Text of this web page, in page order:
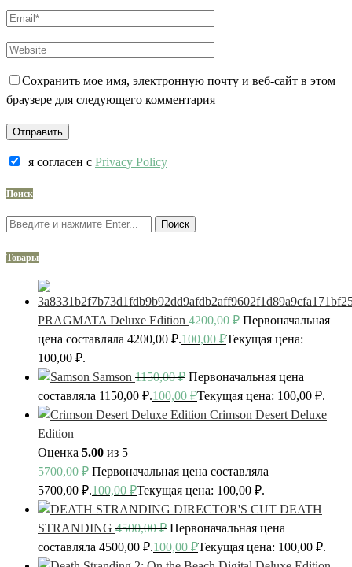
Сохранить мое имя, электронную почту и веб-сайт в этом
браузере для следующего комментария
я согласен c Privacy Policy
Поиск
Поиск
Товары
PRAGMATA Deluxe Edition 4200,00₽ Первоначальная
цена составляла 4200,00 ₽.100,00 ₽Текущая цена:
100,00 ₽.
Samson 1150,00₽ Первоначальная цена
составляла 1150,00 ₽.100,00 ₽Текущая цена: 100,00 ₽.
Crimson Desert Deluxe
Edition
Оценка 5.00 из 5
5700,00₽ Первоначальная цена составляла
5700,00 ₽.100,00 ₽Текущая цена: 100,00 ₽.
DEATH
STRANDING 4500,00₽ Первоначальная цена
составляла 4500,00 ₽.100,00 ₽Текущая цена: 100,00 ₽.